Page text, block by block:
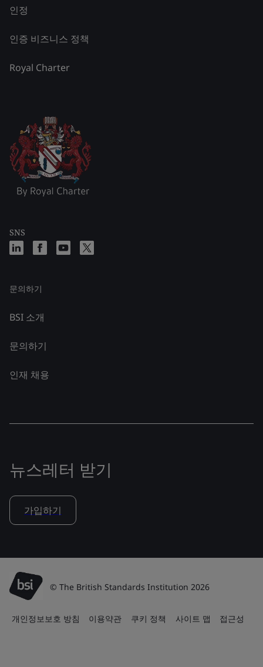
인정
인증 비즈니스 정책
Royal Charter
SNS
문의하기
BSI 소개
문의하기
인재 채용
뉴스레터 받기
가입하기
© The British Standards Institution 2026
개인정보보호 방침 이용약관 쿠키 정책 사이트 맵 접근성